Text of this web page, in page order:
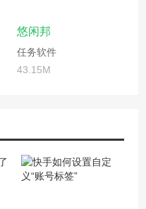
悠闲邦
任务软件
43.15M